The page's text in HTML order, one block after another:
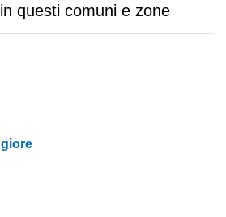
questi comuni e zone